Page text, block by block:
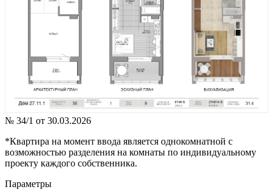
№ 34/1 от 30.03.2026
*Квартира на момент ввода является однокомнатной с
возможностью разделения на комнаты по индивидуальному
проекту каждого собственника.
Параметры